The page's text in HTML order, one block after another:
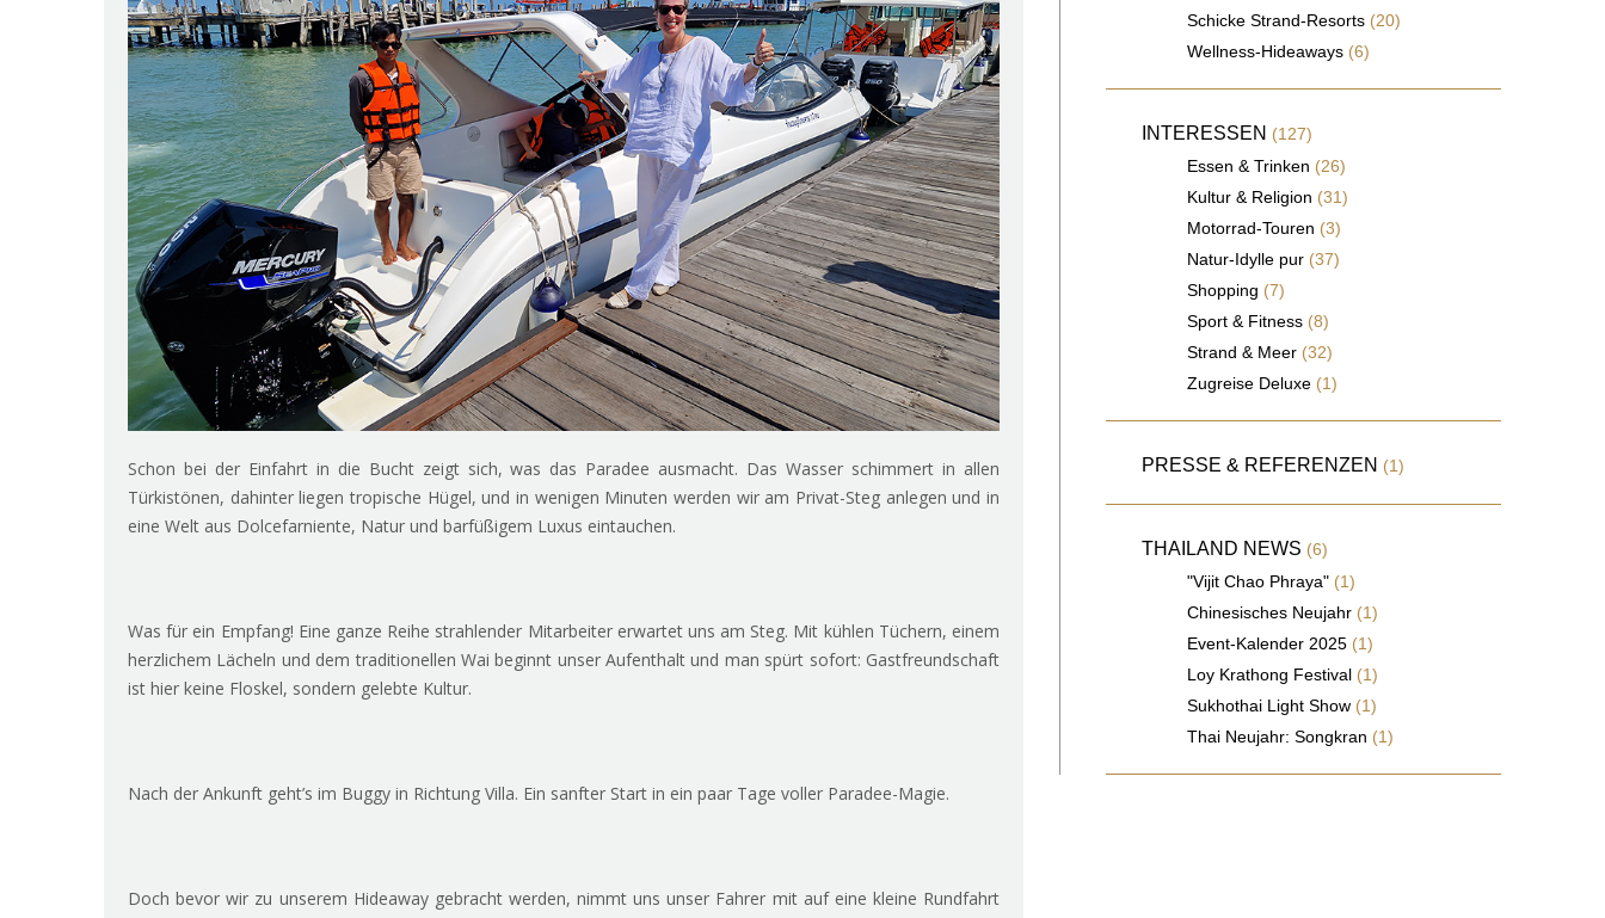
Schon bei der Einfahrt in die Bucht zeigt sich, was das Paradee ausmacht. Das Wasser schimmert in allen
Türkistönen, dahinter liegen tropische Hügel, und in wenigen Minuten werden wir am Privat-Steg anlegen und in
eine Welt aus Dolcefarniente, Natur und barfüßigem Luxus eintauchen.
Was für ein Empfang! Eine ganze Reihe strahlender Mitarbeiter erwartet uns am Steg. Mit kühlen Tüchern, einem
herzlichem Lächeln und dem traditionellen Wai beginnt unser Aufenthalt und man spürt sofort: Gastfreundschaft
ist hier keine Floskel, sondern gelebte Kultur.
Nach der Ankunft geht’s im Buggy in Richtung Villa. Ein sanfter Start in ein paar Tage voller Paradee-Magie.
Doch bevor wir zu unserem Hideaway gebracht werden, nimmt uns unser Fahrer mit auf eine kleine Rundfahrt
Schicke Strand-Resorts (20)
Wellness-Hideaways (6)
INTERESSEN (127)
Essen & Trinken (26)
Kultur & Religion (31)
Motorrad-Touren (3)
Natur-Idylle pur (37)
Shopping (7)
Sport & Fitness (8)
Strand & Meer (32)
Zugreise Deluxe (1)
PRESSE & REFERENZEN (1)
THAILAND NEWS (6)
"Vijit Chao Phraya" (1)
Chinesisches Neujahr (1)
Event-Kalender 2025 (1)
Loy Krathong Festival (1)
Sukhothai Light Show (1)
Thai Neujahr: Songkran (1)